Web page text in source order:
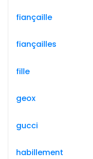
fiançaille
fiançailles
fille
geox
gucci
habillement